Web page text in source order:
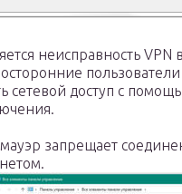
неисправность VPN
пользователи
сетевой доступ с
запрещает